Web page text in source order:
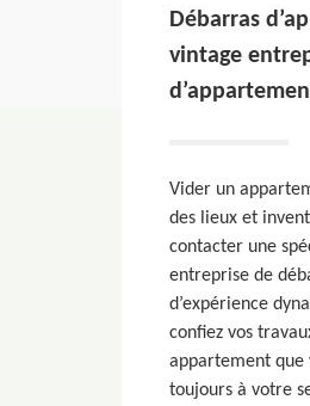
Débarras
vintage
Vider un
des lieux et
contacter une
entreprise de
d’expérience
confiez vos
appartement que
toujours à votre